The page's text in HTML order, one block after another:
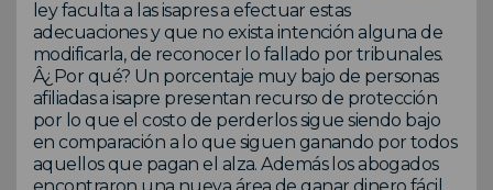
ley faculta a las isapres a efectuar estas
adecuaciones y que no exista intención alguna de
modificarla, de reconocer lo fallado por tribunales.
Â¿Por qué? Un porcentaje muy bajo de personas
afiliadas a isapre presentan recurso de protección
por lo que el costo de perderlos sigue siendo bajo
en comparación a lo que siguen ganando por todos
aquellos que pagan el alza. Además los abogados